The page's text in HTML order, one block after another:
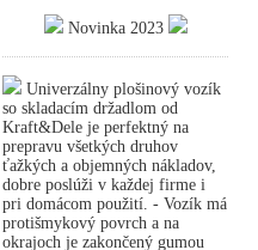
Novinka 2023
Univerzálny plošinový vozík
so skladacím držadlom od
Kraft&Dele je perfektný na
prepravu všetkých druhov
ťažkých a objemných nákladov,
dobre poslúži v každej firme i
pri domácom použití. - Vozík má
protišmykový povrch a na
okrajoch je zakončený gumou